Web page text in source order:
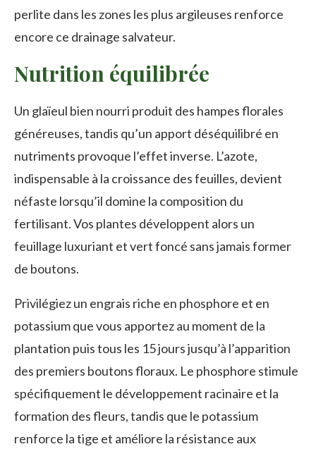
perlite dans les zones les plus argileuses renforce
encore ce drainage salvateur.
Nutrition équilibrée
Un glaïeul bien nourri produit des hampes florales
généreuses, tandis qu’un apport déséquilibré en
nutriments provoque l’effet inverse. L’azote,
indispensable à la croissance des feuilles, devient
néfaste lorsqu’il domine la composition du
fertilisant. Vos plantes développent alors un
feuillage luxuriant et vert foncé sans jamais former
de boutons.
Privilégiez un engrais riche en phosphore et en
potassium que vous apportez au moment de la
plantation puis tous les 15 jours jusqu’à l’apparition
des premiers boutons floraux. Le phosphore stimule
spécifiquement le développement racinaire et la
formation des fleurs, tandis que le potassium
renforce la tige et améliore la résistance aux